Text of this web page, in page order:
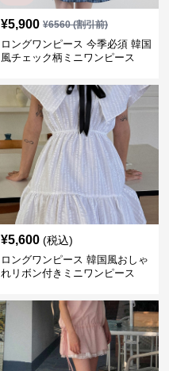
¥5,900 ¥6560(割引前)
ロングワンピース 今季必須 韓国
風チェック柄ミニワンピース
¥5,600 (税込)
ロングワンピース 韓国風おしゃ
れリボン付きミニワンピース